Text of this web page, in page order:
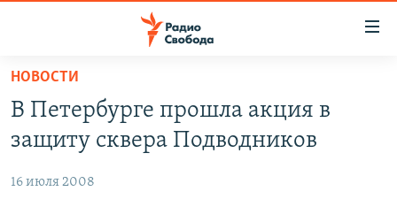
упрощенного
доступа
основному
ПРОГРАММЫ
ПОДКАСТЫ
АВТОРСКИЕ ПРОЕКТЫ
ЦИТАТЫ СВОБОДЫ
НОВОСТИ
В Петербурге прошла акция в
защиту сквера Подводников
16 июля 2008